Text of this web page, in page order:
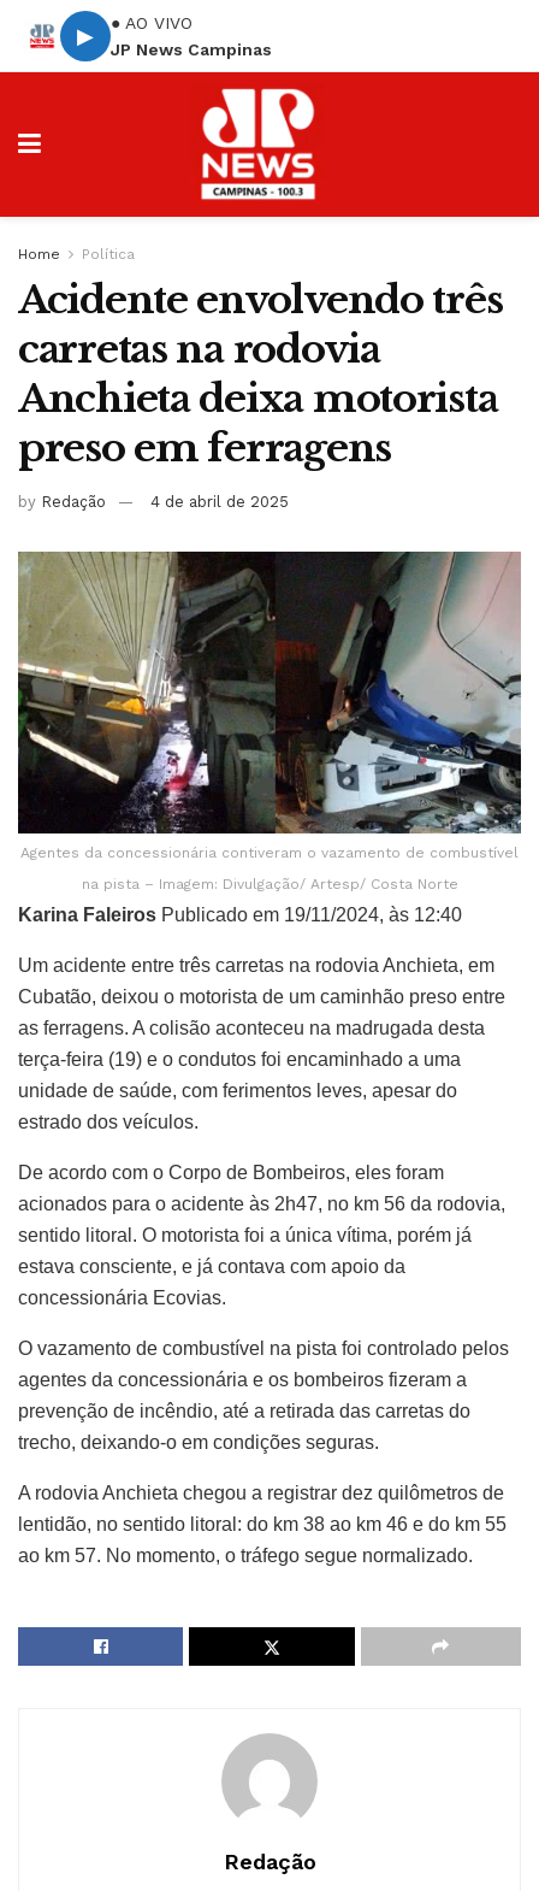
▶
● AO VIVO
JP News Campinas
Home Política
Acidente envolvendo três
carretas na rodovia
Anchieta deixa motorista
preso em ferragens
by Redação 4 de abril de 2025
Agentes da concessionária contiveram o vazamento de combustível
na pista – Imagem: Divulgação/ Artesp/ Costa Norte
Karina Faleiros Publicado em 19/11/2024, às 12:40
Um acidente entre três carretas na rodovia Anchieta, em
Cubatão, deixou o motorista de um caminhão preso entre
as ferragens. A colisão aconteceu na madrugada desta
terça-feira (19) e o condutos foi encaminhado a uma
unidade de saúde, com ferimentos leves, apesar do
estrado dos veículos.
De acordo com o Corpo de Bombeiros, eles foram
acionados para o acidente às 2h47, no km 56 da rodovia,
sentido litoral. O motorista foi a única vítima, porém já
estava consciente, e já contava com apoio da
concessionária Ecovias.
O vazamento de combustível na pista foi controlado pelos
agentes da concessionária e os bombeiros fizeram a
prevenção de incêndio, até a retirada das carretas do
trecho, deixando-o em condições seguras.
A rodovia Anchieta chegou a registrar dez quilômetros de
lentidão, no sentido litoral: do km 38 ao km 46 e do km 55
ao km 57. No momento, o tráfego segue normalizado.
Redação